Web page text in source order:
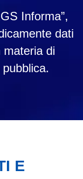
Informa”,
dati
materia di
E